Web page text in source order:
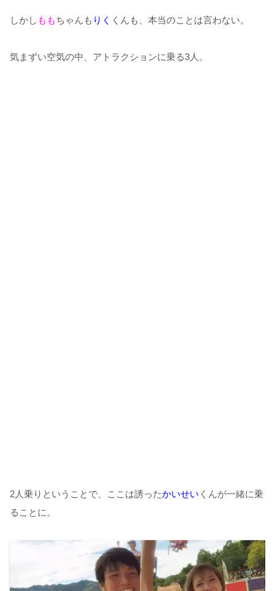
しかし ももちゃんも りく くんも、本当のことは言わない。
気まずい空気の中、アトラクションに乗る3人。
2人乗りということで、ここは誘ったかいせい くんが一緒に乗
ることに。